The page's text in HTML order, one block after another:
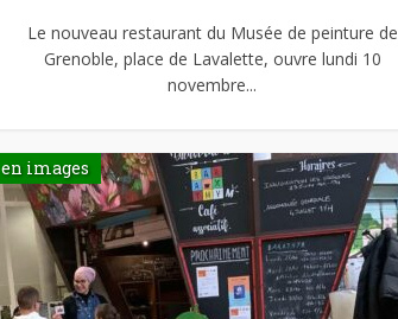
Le nouveau restaurant du Musée de peinture de
Grenoble, place de Lavalette, ouvre lundi 10
novembre...
en images